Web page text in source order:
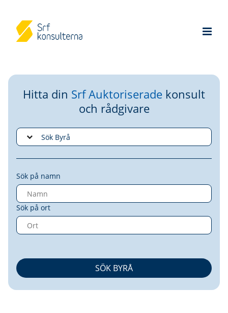
Hitta din Srf Auktoriserade konsult
och rådgivare
Sök på namn
Sök på ort